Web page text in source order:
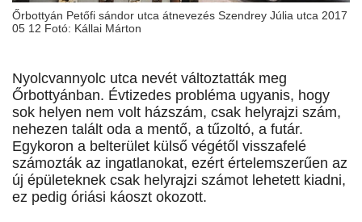
Őrbottyán Petőfi sándor utca átnevezés Szendrey Júlia utca 2017
05 12 Fotó: Kállai Márton
Nyolcvannyolc utca nevét változtatták meg
Őrbottyánban. Évtizedes probléma ugyanis, hogy
sok helyen nem volt házszám, csak helyrajzi szám,
nehezen talált oda a mentő, a tűzoltó, a futár.
Egykoron a belterület külső végétől visszafelé
számozták az ingatlanokat, ezért értelemszerűen az
új épületeknek csak helyrajzi számot lehetett kiadni,
ez pedig óriási káoszt okozott.